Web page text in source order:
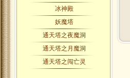
冰神殿
妖魔塔
通天塔之夜魔洞
通天塔之月魔洞
通天塔之闯亡灵